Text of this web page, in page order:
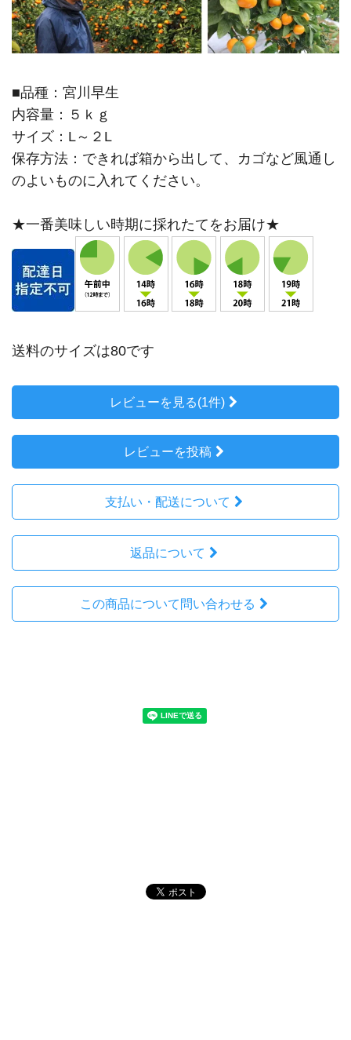
■品種：宮川早生
内容量：５ｋｇ
サイズ：L～２L
保存方法：できれば箱から出して、カゴなど風通し
のよいものに入れてください。
★一番美味しい時期に採れたてをお届け★
送料のサイズは80です
レビューを見る(1件)
レビューを投稿
支払い・配送について
返品について
この商品について問い合わせる